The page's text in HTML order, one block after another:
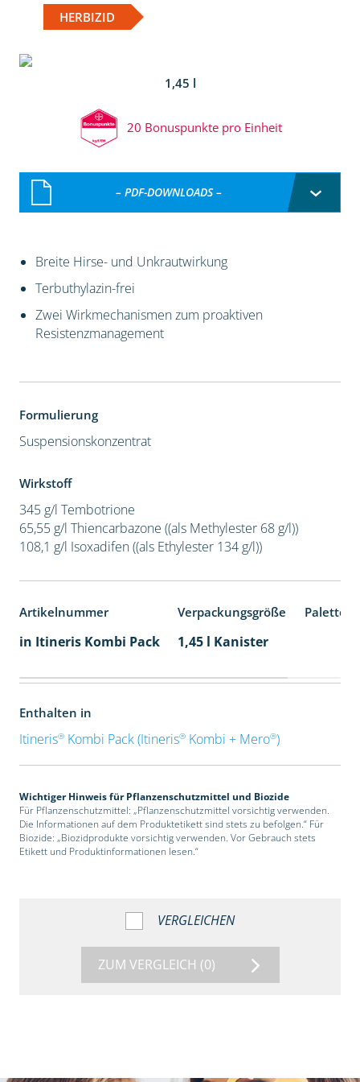
HERBIZID
1,45 l
20 Bonuspunkte pro Einheit
– PDF-DOWNLOADS –
Breite Hirse- und Unkrautwirkung
Terbuthylazin-frei
Zwei Wirkmechanismen zum proaktiven
Resistenzmanagement
Formulierung
Suspensionskonzentrat
Wirkstoff
345 g/l Tembotrione
65,55 g/l Thiencarbazone ((als Methylester 68 g/l))
108,1 g/l Isoxadifen ((als Ethylester 134 g/l))
Artikelnummer Verpackungsgröße
in Itineris Kombi Pack 1,45 l Kanister
Enthalten in
Itineris®Kombi Pack (Itineris®Kombi + Mero®)
Wichtiger Hinweis für Pflanzenschutzmittel und Biozide
Für Pflanzenschutzmittel: „Pflanzenschutzmittel vorsichtig verwenden.
Die Informationen auf dem Produktetikett sind stets zu befolgen.“ Für
Biozide: „Biozidprodukte vorsichtig verwenden. Vor Gebrauch stets
Etikett und Produktinformationen lesen.“
VERGLEICHEN
ZUM VERGLEICH (0)